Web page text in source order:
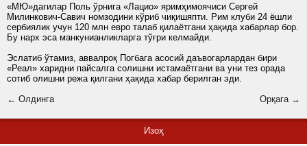
«МЮ»дагилар Поль ўрнига «Лацио» яримҳимоячиси Сергей
Милинкович-Савич номзодини кўриб чиқишяпти. Рим клуби 24 ёшли
сербиялик учун 120 млн евро талаб қилаётгани ҳақида хабарлар бор.
Бу нарх эса манкунианликларга тўғри келмайди.
Эслатиб ўтамиз, аввалроқ Погбага асосий даъвогарлардан бири
«Реал» харидни пайсалга солишни истамаётгани ва уни тез орада
сотиб олишни режа қилгани ҳақида хабар берилган эди.
← Олдинга
Орқага →
Изоҳ